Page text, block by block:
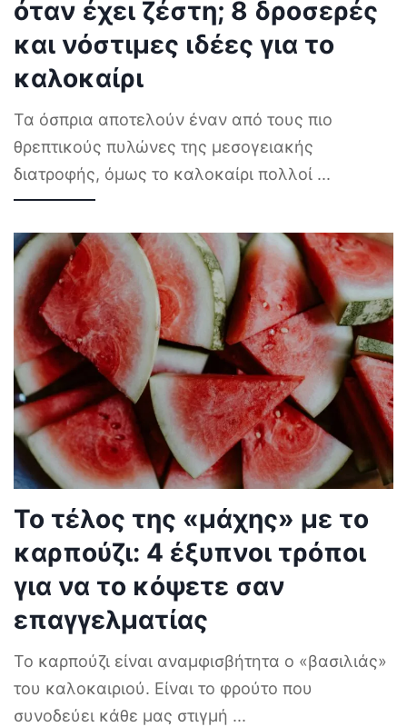
όταν έχει ζέστη; 8 δροσερές
και νόστιμες ιδέες για το
καλοκαίρι
Τα όσπρια αποτελούν έναν από τους πιο
θρεπτικούς πυλώνες της μεσογειακής
διατροφής, όμως το καλοκαίρι πολλοί ...
Το τέλος της «μάχης» με το
καρπούζι: 4 έξυπνοι τρόποι
για να το κόψετε σαν
επαγγελματίας
Το καρπούζι είναι αναμφισβήτητα ο «βασιλιάς»
του καλοκαιριού. Είναι το φρούτο που
συνοδεύει κάθε μας στιγμή ...